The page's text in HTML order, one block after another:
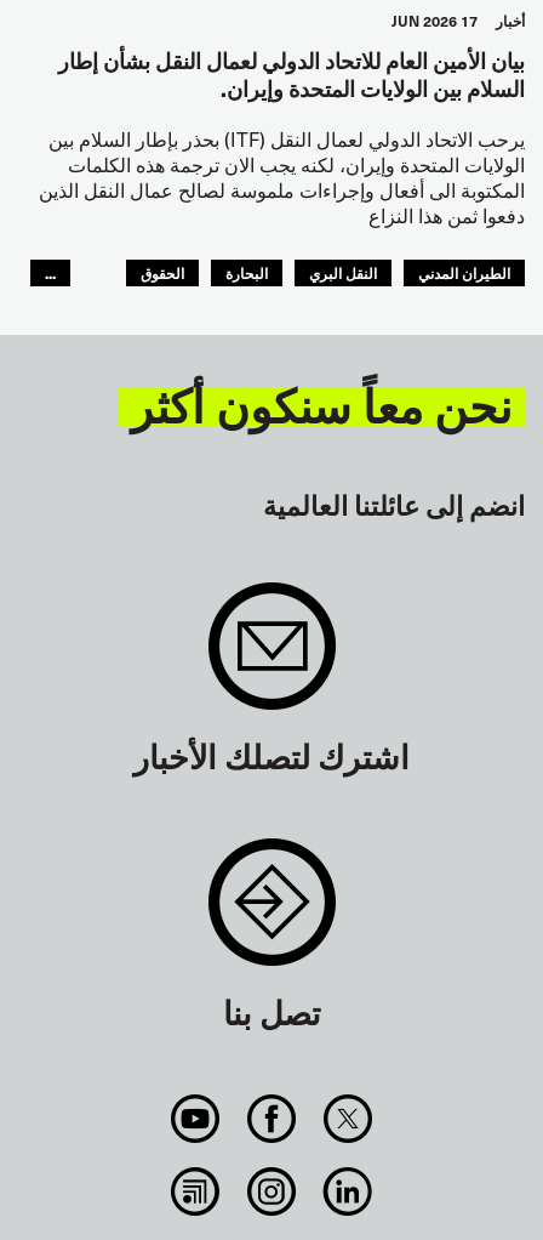
أخبار 17 JUN 2026
بيان الأمين العام للاتحاد الدولي لعمال النقل بشأن إطار
السلام بين الولايات المتحدة وإيران.
يرحب الاتحاد الدولي لعمال النقل (ITF) بحذر بإطار السلام بين
الولايات المتحدة وإيران، لكنه يجب الان ترجمة هذه الكلمات
المكتوبة الى أفعال وإجراءات ملموسة لصالح عمال النقل الذين
دفعوا ثمن هذا النزاع
الطيران المدني النقل البري البحارة
الحقوق
...
نحن معاً سنكون أكثر
انضم إلى عائلتنا العالمية
اشترك لتصلك الأخبار
تصل بنا